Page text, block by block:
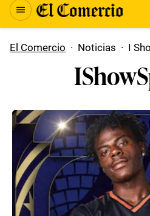
El Comercio · Noticias · I